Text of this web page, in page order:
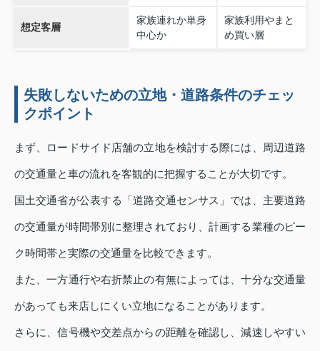
想定客層
家族連れか単身
中心か
家族利用やまと
め買い層
失敗しないための立地・道路条件のチェッ
クポイント
まず、ロードサイド店舗の立地を検討する際には、周辺道路
の交通量と車の流れを客観的に把握することが大切です。
国土交通省が公表する「道路交通センサス」では、主要道路
の交通量が時間帯別に整理されており、計画する業種のピー
ク時間帯と実際の交通量を比較できます。
また、一方通行や右折禁止の有無によっては、十分な交通量
があっても来店しにくい立地になることがあります。
さらに、信号機や交差点からの距離を確認し、減速しやすい